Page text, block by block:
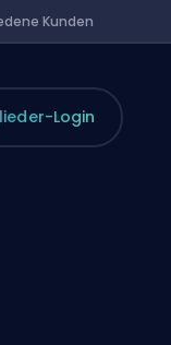
Kunden
Login